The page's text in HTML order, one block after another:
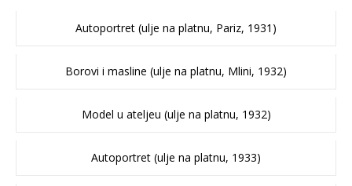
Autoportret (ulje na platnu, Pariz, 1931)
Borovi i masline (ulje na platnu, Mlini, 1932)
Model u ateljeu (ulje na platnu, 1932)
Autoportret (ulje na platnu, 1933)